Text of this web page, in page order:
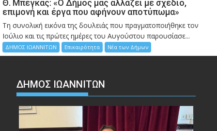
Θ. Μπέγκας: «Ο Δήμος μας αλλάζει με σχέδιο,
επιμονή και έργα που αφήνουν αποτύπωμα»
Τη συνολική εικόνα της δουλειάς που πραγματοποιήθηκε τον
Ιούλιο και τις πρώτες ημέρες του Αυγούστου παρουσίασε...
ΔΗΜΟΣ ΙΩΑΝΝΙΤΩΝ Επικαιρότητα Νέα των Δήμων
ΔΗΜΟΣ ΙΩΑΝΝΙΤΩΝ